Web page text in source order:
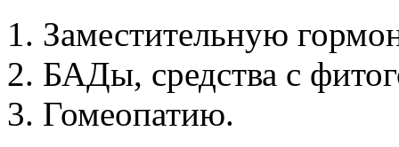
Заместительную
БАДы, средства с
Гомеопатию.